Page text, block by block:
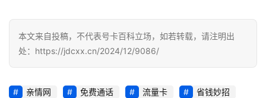
行
业
资
讯
投稿
本文来自投稿，不代表号卡百科立场，如若转载，请注明出
处：https://jdcxx.cn/2024/12/9086/
亲情网 免费通话 流量卡 省钱妙招